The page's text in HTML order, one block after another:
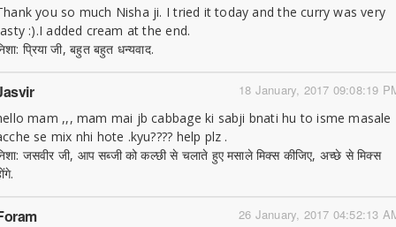
you so much Nisha ji. I tried it today and the curry was very
:).I added cream at the end.
प्रिया जी, बहुत बहुत धन्यवाद.
18 January, 2017 09:08:19
mam ,,, mam mai jb cabbage ki sabji bnati hu to isme masale
se mix nhi hote .kyu???? help plz .
जसवीर जी, आप सब्जी को कल्छी से चलाते हुए मसाले मिक्स कीजिए, अच्छे से मिक्स
26 January, 2017 04:52:13